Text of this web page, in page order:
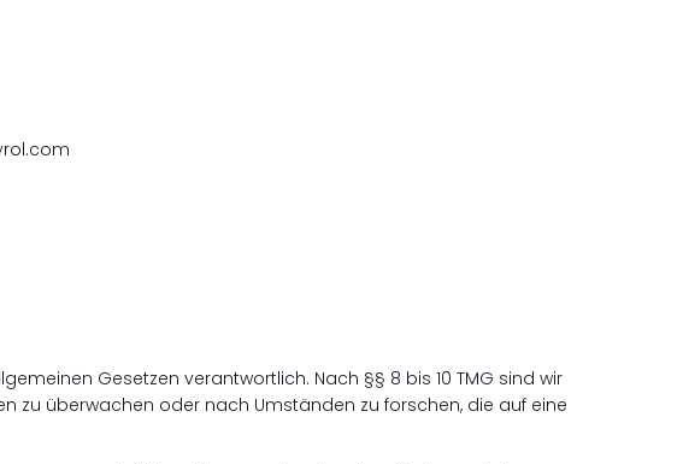
Gesetzen verantwortlich. Nach §§ 8 bis 10 TMG sind wir
zu überwachen oder nach Umständen zu forschen, die auf eine